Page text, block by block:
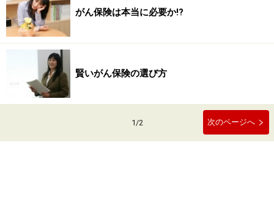
がん保険は本当に必要か!?
賢いがん保険の選び方
1/2 次のページへ